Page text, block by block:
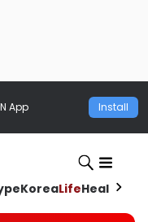
App Install
KoreaLifeHealth